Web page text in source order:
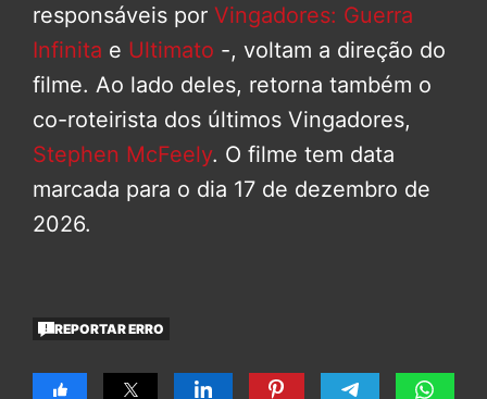
responsáveis por Vingadores: Guerra
Infinita e Ultimato -, voltam a direção do
filme. Ao lado deles, retorna também o
co-roteirista dos últimos Vingadores,
Stephen McFeely. O filme tem data
marcada para o dia 17 de dezembro de
2026.
REPORTAR ERRO